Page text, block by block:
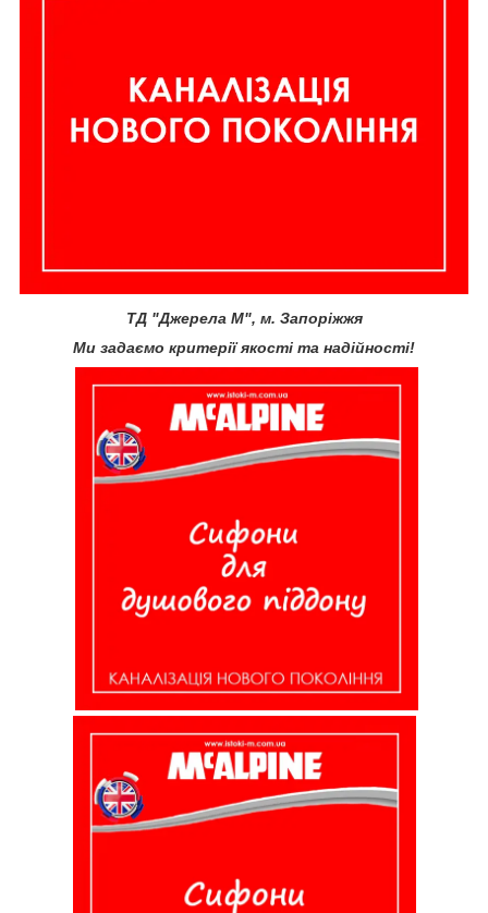
ТД "Джерела М", м. Запоріжжя
Ми задаємо критерії якості та надійності!